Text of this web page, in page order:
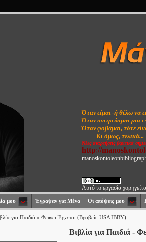
Όταν είμαι -ή θέλω να
Όταν ονειρεύομαι μια
Όταν φοβάμαι, τότε
Κι όμως, τελικά...
Νέες αναρτήσεις (κριτικά
http://
Αυτό το εργασία
μου Έγραψαν για Μένα Οι απόψεις μου
για Παιδιά » Φεύγει Έρχεται (Βραβείο USA IBBY)
Βιβλία για Παιδιά -